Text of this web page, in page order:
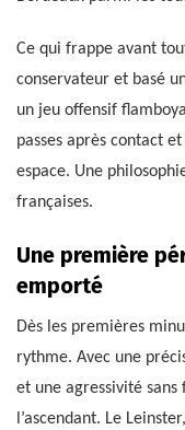
Ce qui frappe avant
conservateur et basé
un jeu offensif
passes après contact
espace. Une
françaises.
Une première
emporté
Dès les premières
rythme. Avec une
et une agressivité
l’ascendant. Le